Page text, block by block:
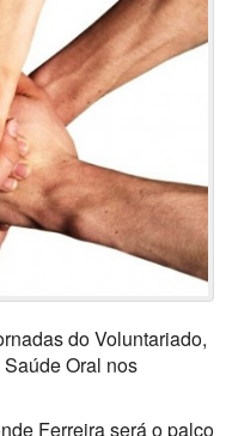
do Voluntariado,
Oral nos
Ferreira será o palco